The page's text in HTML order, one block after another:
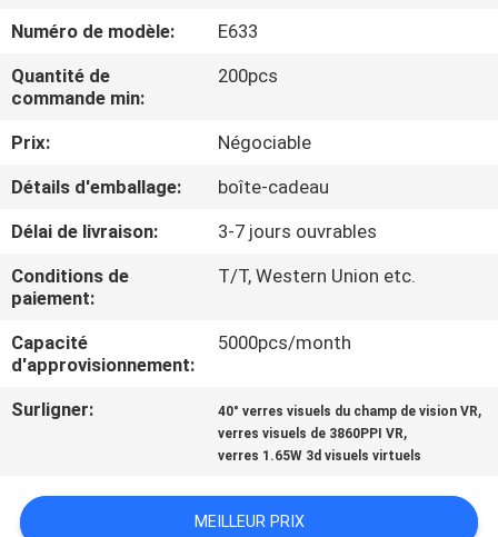
VISITE
D'USINE
CONTRÔLE
DE
QUALITÉ
NOUVELLES
CAS
CITATION
Numéro de modèle:
E633
Quantité de
commande min:
200pcs
Prix:
Négociable
Détails d'emballage:
boîte-cadeau
Délai de livraison:
3-7 jours ouvrables
Conditions de
paiement:
T/T, Western Union etc.
Capacité
d'approvisionnement:
5000pcs/month
Surligner: 40° verres visuels du champ de vision VR,
verres visuels de 3860PPI VR,
verres 1.65W 3d visuels virtuels
MEILLEUR PRIX